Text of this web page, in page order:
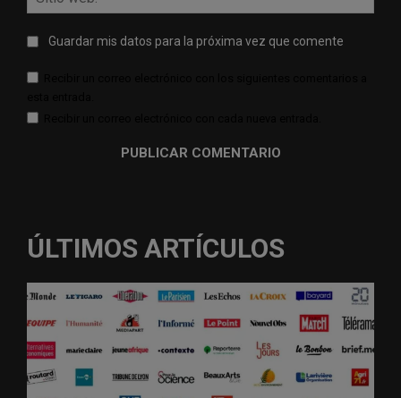
Guardar mis datos para la próxima vez que comente
ÚLTIMOS ARTÍCULOS